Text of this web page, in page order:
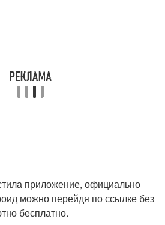
приложение, официально
можно перейдя по ссылке без
бесплатно.